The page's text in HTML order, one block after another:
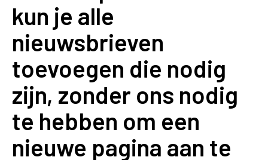
kun je alle
nieuwsbrieven
toevoegen die nodig
zijn, zonder ons nodig
te hebben om een
nieuwe pagina aan te